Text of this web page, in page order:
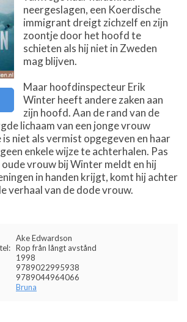
neergeslagen, een Koerdische
immigrant dreigt zichzelf en zijn
zoontje door het hoofd te
schieten als hij niet in Zweden
mag blijven.
Maar hoofdinspecteur Erik
Winter heeft andere zaken aan
zijn hoofd. Aan de rand van de
lichaam van een jonge vrouw
niet als vermist opgegeven en haar
enkele wijze te achterhalen. Pas
oude vrouw bij Winter meldt en hij
in handen krijgt, komt hij achter
verhaal van de dode vrouw.
Ake Edwardson
Rop från långt avstånd
1998
9789022995938
9789044964066
Bruna